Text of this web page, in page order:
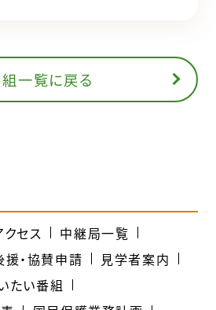
一覧に戻る
セス
中継局一覧
・協賛申請
見学者案内
たい番組